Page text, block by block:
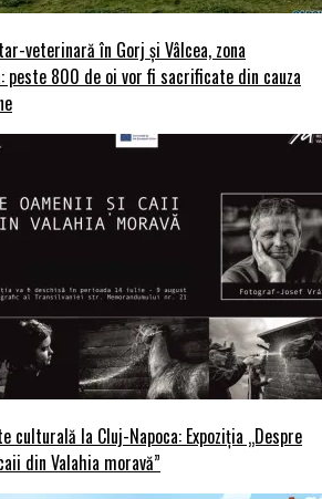
veterinară în Gorj și Vâlcea, zona
peste 800 de oi vor fi sacrificate din cauza
culturală la Cluj-Napoca: Expoziția „Despre
din Valahia moravă”